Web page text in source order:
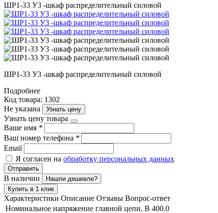
ШР1-33 У3 -шкаф распределительный силовой
ШР1-33 У3 -шкаф распределительный силовой
Подробнее
Код товара: 1302
Не указана
Узнать цену
Узнать цену товара
Ваше имя *
Ваш номер телефона *
Email
Я согласен на обработку персональных данных
Отправить
В наличии
Нашли дешевле?
Купить в 1 клик
Характеристики Описание Отзывы Вопрос-ответ
Номинальное напряжение главной цепи, В 400.0